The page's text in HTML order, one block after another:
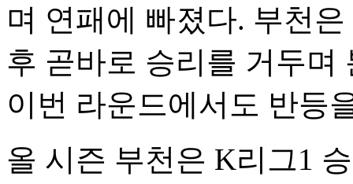
며 연패에 빠졌다. 부천
후 곧바로 승리를 거두며
이번 라운드에서도 반등
올 시즌 부천은 K리그1